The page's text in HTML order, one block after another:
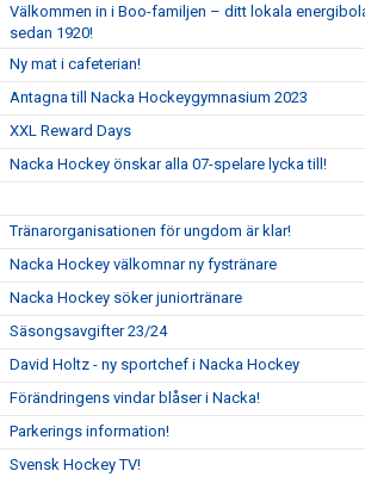
Välkommen in i Boo-familjen – ditt lokala
sedan 1920!
Ny mat i cafeterian!
Antagna till Nacka Hockeygymnasium 2023
XXL Reward Days
Nacka Hockey önskar alla 07-spelare lycka till!
Tränarorganisationen för ungdom är klar!
Nacka Hockey välkomnar ny fystränare
Nacka Hockey söker juniortränare
Säsongsavgifter 23/24
David Holtz - ny sportchef i Nacka Hockey
Förändringens vindar blåser i Nacka!
Parkerings information!
Svensk Hockey TV!